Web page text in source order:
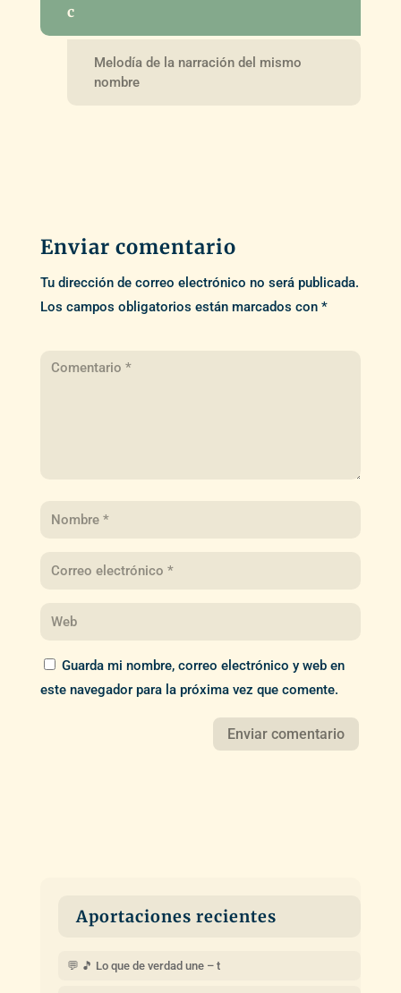
c
Melodía de la narración del mismo
nombre
Enviar comentario
Tu dirección de correo electrónico no será publicada.
Los campos obligatorios están marcados con *
Guarda mi nombre, correo electrónico y web en
este navegador para la próxima vez que comente.
Aportaciones recientes
💬 🎵 Lo que de verdad une – t